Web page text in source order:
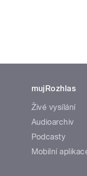
mujRozhlas
Živé vysílání
Audioarchiv
Podcasty
Mobilní